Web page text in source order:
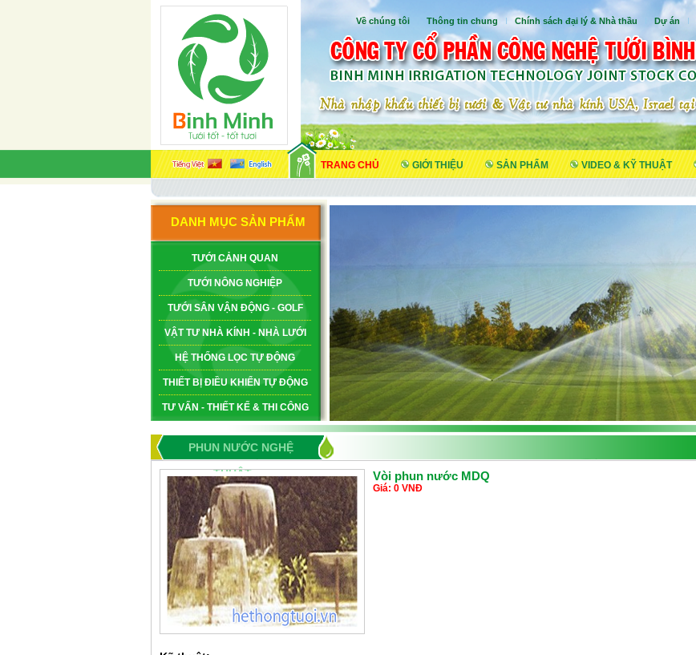
TRANG CHỦ GIỚI THIỆU SẢN PHẨM VIDEO & KỸ THUẬT
Về chúng tôi Thông tin chung I Chính sách đại lý & Nhà thầu Dự án I
DANH MỤC SẢN PHẨM
TƯỚI CẢNH QUAN
TƯỚI NÔNG NGHIỆP
TƯỚI SÂN VẬN ĐỘNG - GOLF
VẬT TƯ NHÀ KÍNH - NHÀ LƯỚI
HỆ THỐNG LỌC TỰ ĐỘNG
THIẾT BỊ ĐIỀU KHIỂN TỰ ĐỘNG
TƯ VẤN - THIẾT KẾ & THI CÔNG
PHUN NƯỚC NGHỆ
THUẬT
Vòi phun nước MDQ
Giá: 0 VNĐ